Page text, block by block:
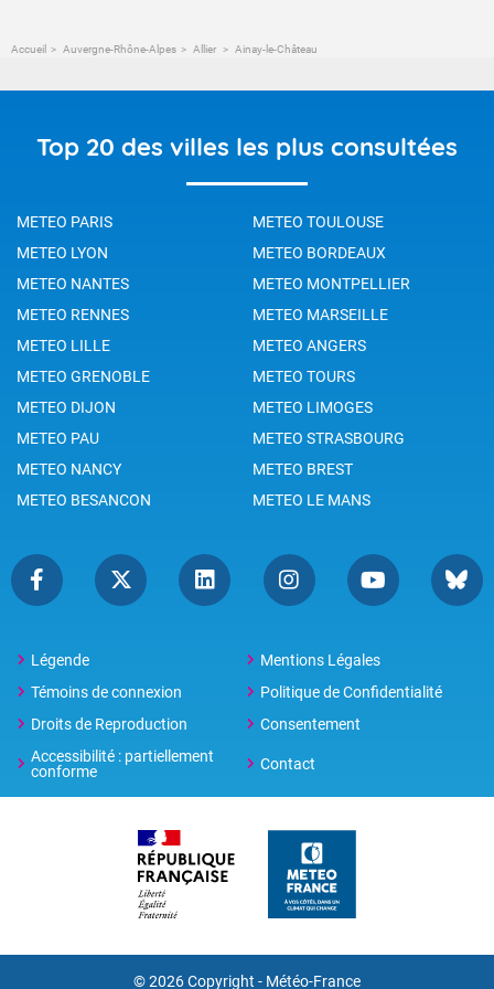
Accueil Auvergne-Rhône-Alpes Allier Ainay-le-Château
Top 20 des villes les plus consultées
METEO PARIS
METEO TOULOUSE
METEO LYON
METEO BORDEAUX
METEO NANTES
METEO MONTPELLIER
METEO RENNES
METEO MARSEILLE
METEO LILLE
METEO ANGERS
METEO GRENOBLE
METEO TOURS
METEO DIJON
METEO LIMOGES
METEO PAU
METEO STRASBOURG
METEO NANCY
METEO BREST
METEO BESANCON
METEO LE MANS
Légende
Mentions Légales
Témoins de connexion
Politique de Confidentialité
Droits de Reproduction
Consentement
Accessibilité : partiellement
conforme
Contact
© 2026 Copyright - Météo-France